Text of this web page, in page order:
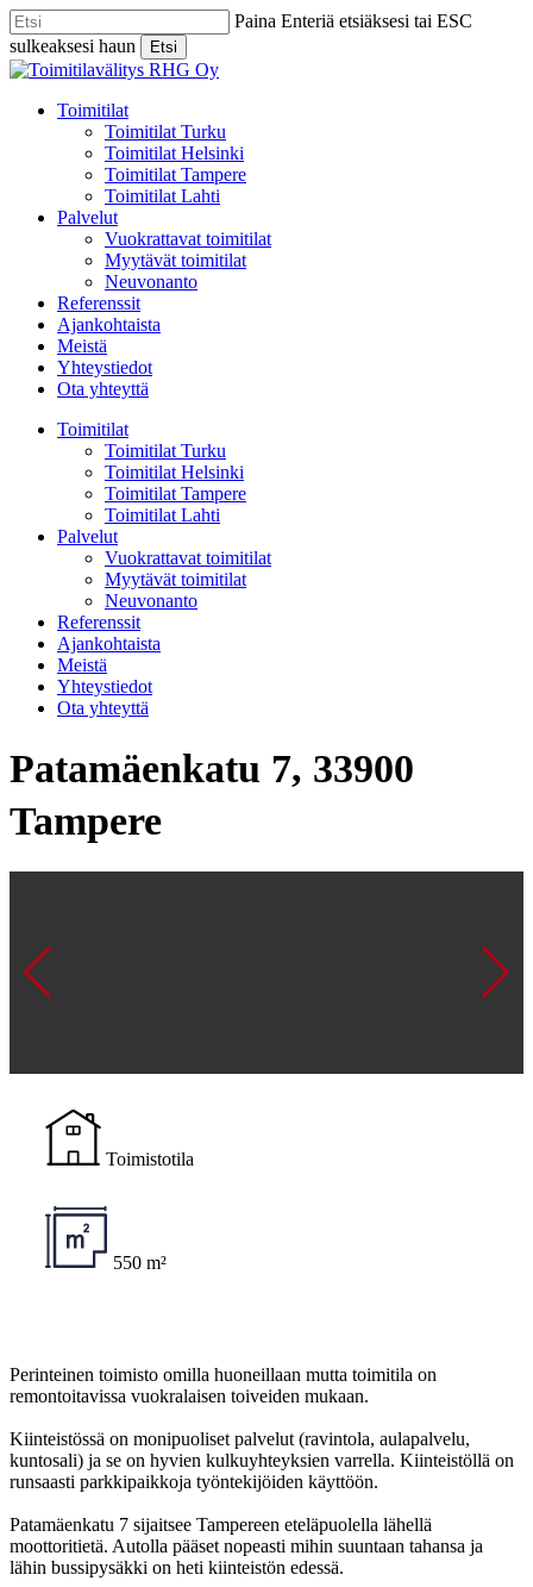
Skip
to
main
content
Paina Enteriä etsiäksesi tai ESC
sulkeaksesi haun
Etsi
Close
Menu
Toimitilat
Toimitilat Turku
Toimitilat Helsinki
Toimitilat Tampere
Toimitilat Lahti
Palvelut
Vuokrattavat toimitilat
Myytävät toimitilat
Neuvonanto
Referenssit
Ajankohtaista
Meistä
Yhteystiedot
Ota yhteyttä
Toimitilat
Toimitilat Turku
Toimitilat Helsinki
Toimitilat Tampere
Toimitilat Lahti
Palvelut
Vuokrattavat toimitilat
Myytävät toimitilat
Neuvonanto
Referenssit
Ajankohtaista
Meistä
Yhteystiedot
Ota yhteyttä
Patamäenkatu 7, 33900
Tampere
Toimistotila
550 m²
Perinteinen toimisto omilla huoneillaan mutta toimitila on
remontoitavissa vuokralaisen toiveiden mukaan.
Kiinteistössä on monipuoliset palvelut (ravintola, aulapalvelu,
kuntosali) ja se on hyvien kulkuyhteyksien varrella. Kiinteistöllä on
runsaasti parkkipaikkoja työntekijöiden käyttöön.
Patamäenkatu 7 sijaitsee Tampereen eteläpuolella lähellä
moottoritietä. Autolla pääset nopeasti mihin suuntaan tahansa ja
lähin bussipysäkki on heti kiinteistön edessä.